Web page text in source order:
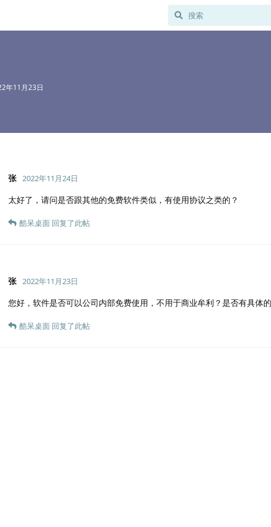
年11月23日
张 2022年11月24日
太好了，请问是否跟其他的免费软件类似，有使用协议之类的？
酷呆桌面 回复了此帖
张 2022年11月23日
您好，软件是否可以公司内部免费使用，不用于商业牟利？是否有具体
酷呆桌面 回复了此帖